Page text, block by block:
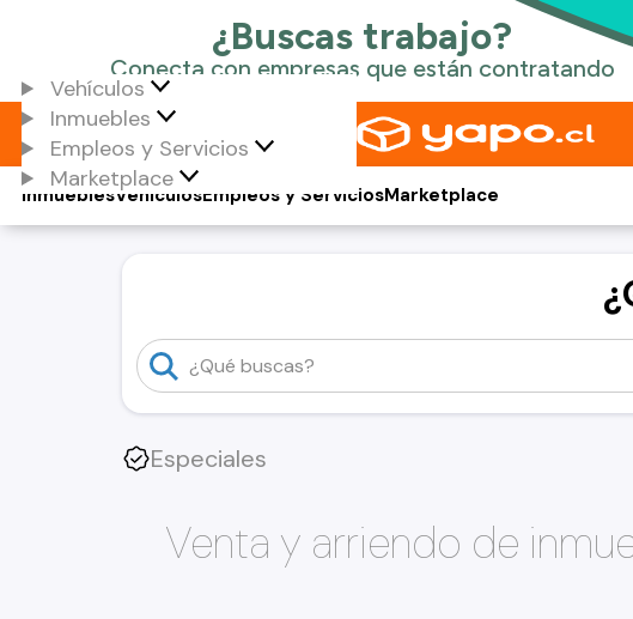
Vehículos
Inmuebles
Empleos y Servicios
Marketplace
Vehículos
Inmuebles Empleos y ServiciosMarketplace
Especiales
Venta y arriendo de